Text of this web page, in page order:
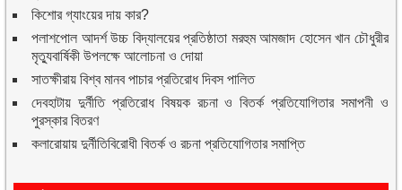
কিশোর গ্যাংয়ের দায় কার?
পলাশপোল আদর্শ উচ্চ বিদ্যালয়ের প্রতিষ্ঠাতা মরহুম আমজাদ হোসেন খান চৌধুরীর
মৃত্যুবার্ষিকী উপলক্ষে আলোচনা ও দোয়া
সাতক্ষীরায় বিশ্ব মানব পাচার প্রতিরোধ দিবস পালিত
দেবহাটায় দুর্নীতি প্রতিরোধ বিষয়ক রচনা ও বিতর্ক প্রতিযোগিতার সমাপনী ও
পুরস্কার বিতরণ
কলারোয়ায় দুর্নীতিবিরোধী বিতর্ক ও রচনা প্রতিযোগিতার সমাপ্তি